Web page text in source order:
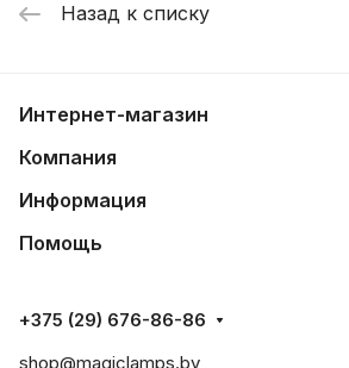
Назад к списку
Интернет-магазин
Компания
Информация
Помощь
+375 (29) 676-86-86
shop@magiclamps.by